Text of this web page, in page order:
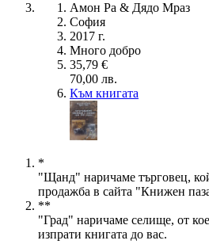
Амон Ра & Дядо Мраз
София
2017 г.
Много добро
35,79 €
70,00 лв.
Към книгата
*
"Щанд" наричаме търговец,
продажба в сайта "Книжен
**
"Град" наричаме селище, от
изпрати книгата до вас.